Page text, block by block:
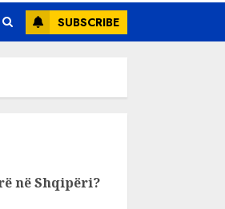
SUBSCRIBE
në Shqipëri?